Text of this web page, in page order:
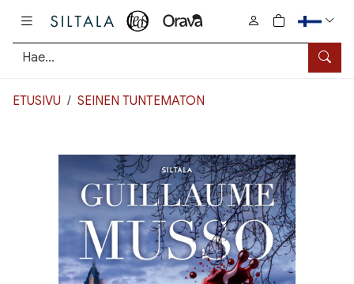
Hae
0
tuotetta
ETUSIVU SEINEN TUNTEMATON